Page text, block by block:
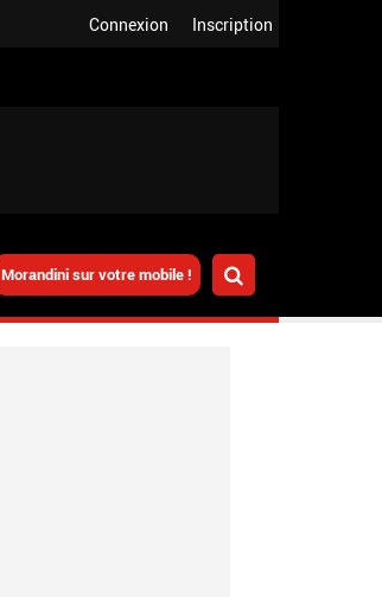
Inscription
Connexion
Morandini sur votre mobile !